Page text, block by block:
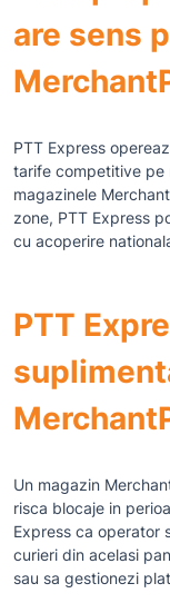
are sens
PTT Express
tarife competitive pe
magazinele
zone, PTT Express
cu acoperire
PTT
Un magazin
risca blocaje in
Express ca operator
curieri din acelasi
sau sa gestionezi